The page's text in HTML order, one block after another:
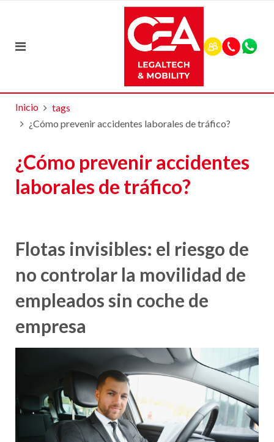
Inicio
tags
¿Cómo prevenir accidentes laborales de tráfico?
¿Cómo prevenir accidentes
laborales de tráfico?
Flotas invisibles: el riesgo de
no controlar la movilidad de
empleados sin coche de
empresa